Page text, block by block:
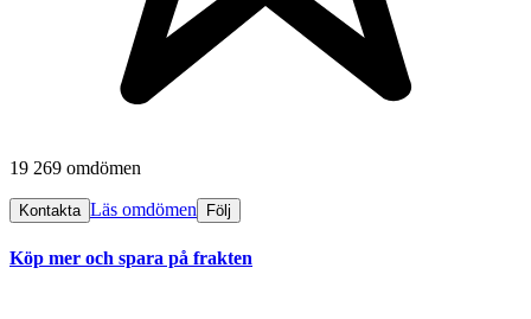
19 269 omdömen
Kontakta Läs omdömen Följ
Köp mer och spara på frakten